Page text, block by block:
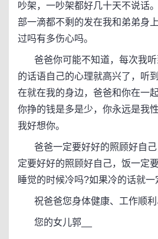
吵架，一吵架都好几十天不说话
部一滴都不剩的发在我和弟弟身
过吗有多伤心吗。
爸爸你可能不知道，每次我听
的话语自己的心理就高兴了，听
在就在我的身边，爸爸和你在一
你挣的钱是多是少，你永远是我
我好想你。
爸爸一定要好好的照顾好自己
定要好好的照顾好自己，饭一定
睡觉的时候冷吗?如果冷的话就一
祝爸爸您身体健康、工作顺利
您的女儿郭__